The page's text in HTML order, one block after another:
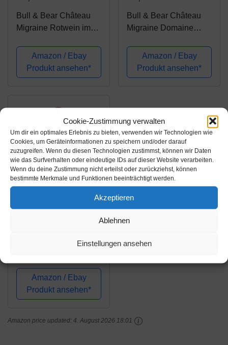
Cookie-Zustimmung verwalten
Um dir ein optimales Erlebnis zu bieten, verwenden wir Technologien wie
Cookies, um Geräteinformationen zu speichern und/oder darauf
zuzugreifen. Wenn du diesen Technologien zustimmst, können wir Daten
wie das Surfverhalten oder eindeutige IDs auf dieser Website verarbeiten.
Wenn du deine Zustimmung nicht erteilst oder zurückziehst, können
bestimmte Merkmale und Funktionen beeinträchtigt werden.
Akzeptieren
Ablehnen
Einstellungen ansehen
Bull & Bear Château
Migraine Rotwein im
trocken 0,75 Liter,
preisgekrönter Rotwein
aus dem Bodeaux,
Amazon / Ebay
Produkt ansehen*
Bull & Bear Château
Migraine Domaine
trocken in Holzkiste,
Rotwein aus
Frankreich,
Amazon / Ebay
Produkt ansehen*
Cabernet Merlot -
Goldmedaille
Gewinner
Amazon / Ebay
Produkt ansehen*
Amazon price updated: 4. August 2026 18:01